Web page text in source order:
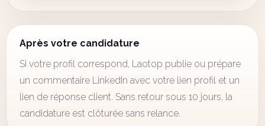
Après votre candidature
Si votre profil correspond, Laotop publie ou prépare
un commentaire LinkedIn avec votre lien profil et un
lien de réponse client. Sans retour sous 10 jours, la
candidature est clôturée sans relance.